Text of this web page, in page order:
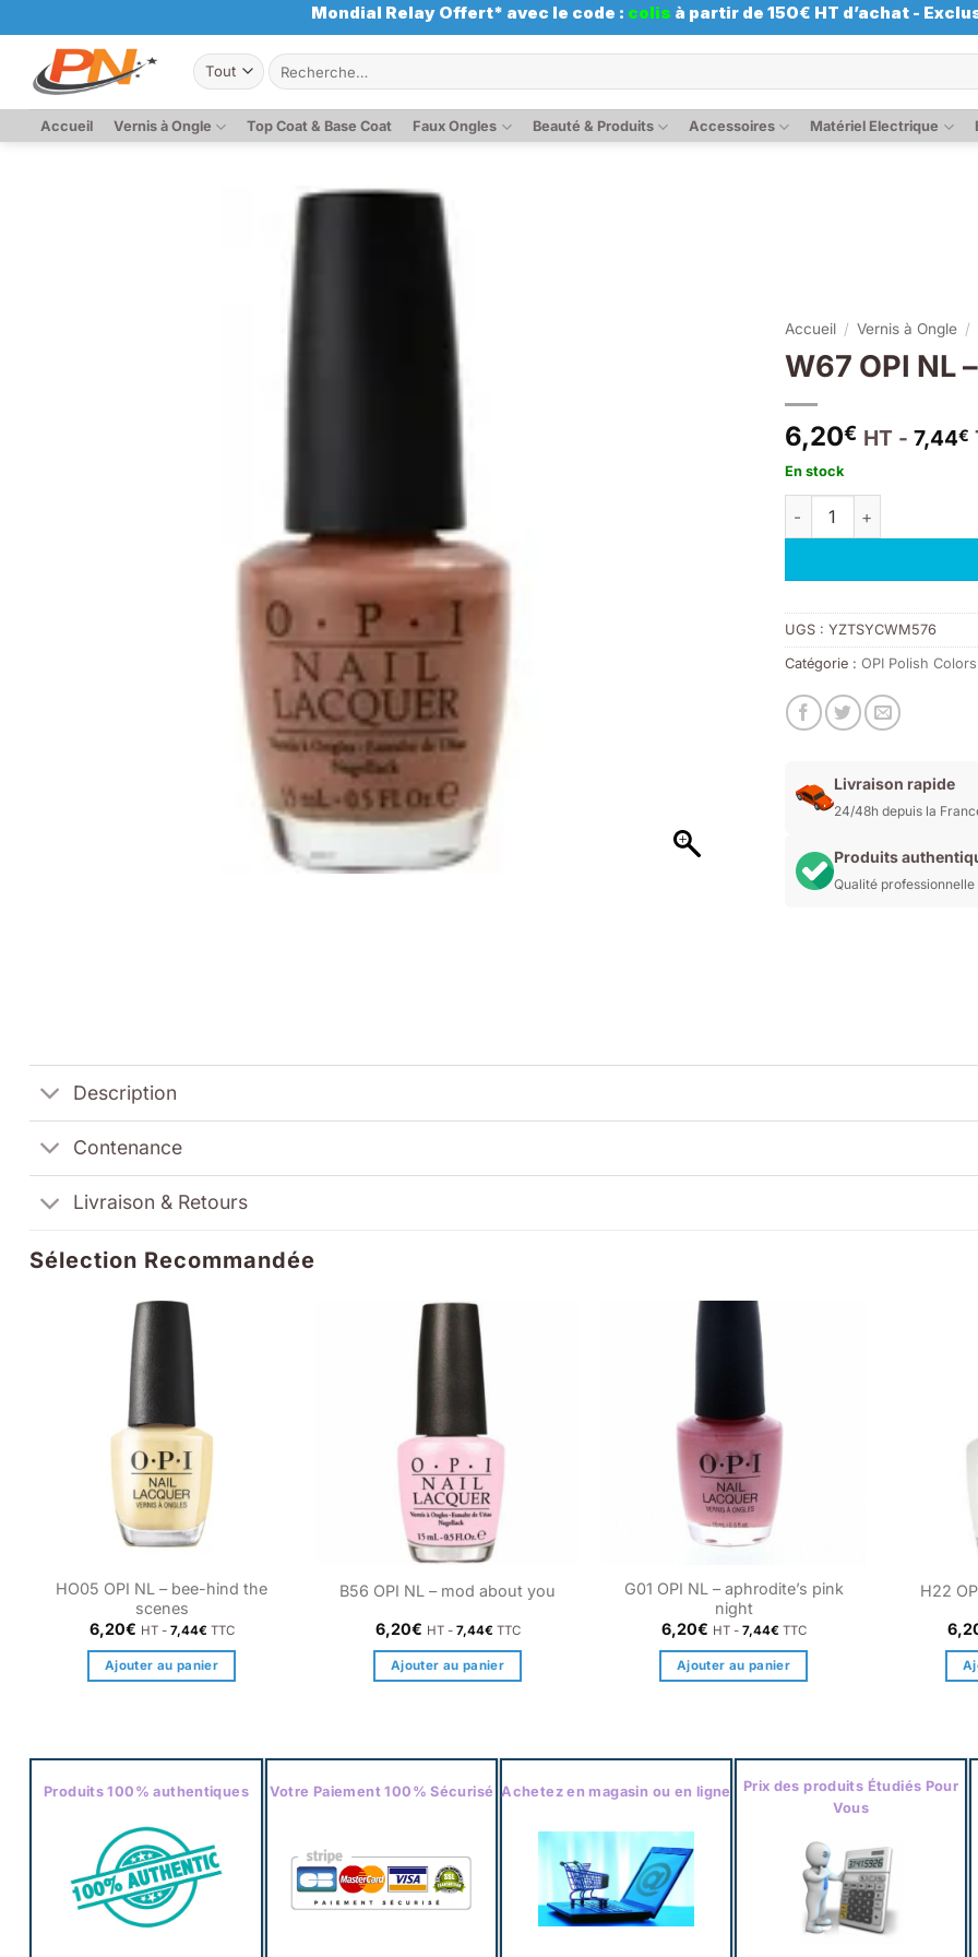
au
contenu
Mondial Relay Offert* avec le code : colis à partir de 150€ HT d’achat -
Recherche
pour :
Accueil Vernis à Ongle Top Coat & Base Coat Faux Ongles Beauté & Produits Accessoires Matériel Electrique
Accueil / Vernis à Ongle /
W67 OPI NL
6,20€ HT - 7,44€
En stock
quantité de W67 OPI NL
UGS : YZTSYCWM576
Catégorie : OPI Polish Colors
Livraison rapide
24/48h depuis la
Produits
Qualité professionnelle
Description
Contenance
Livraison & Retours
Sélection Recommandée
HO05 OPI NL – bee-hind the
scenes
6,20€ HT - 7,44€ TTC
Ajouter au panier
B56 OPI NL – mod about you
6,20€ HT - 7,44€ TTC
Ajouter au panier
G01 OPI NL – aphrodite’s pink
night
6,20€ HT - 7,44€ TTC
Ajouter au panier
H22
Produits 100% authentiques Votre Paiement 100% Sécurisé Achetez en magasin ou en ligne
Prix des produits Étudiés Pour
Vous